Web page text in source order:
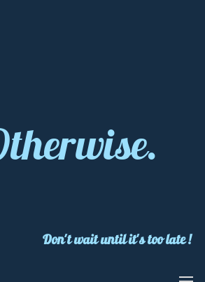
Don't wait until it's too late !